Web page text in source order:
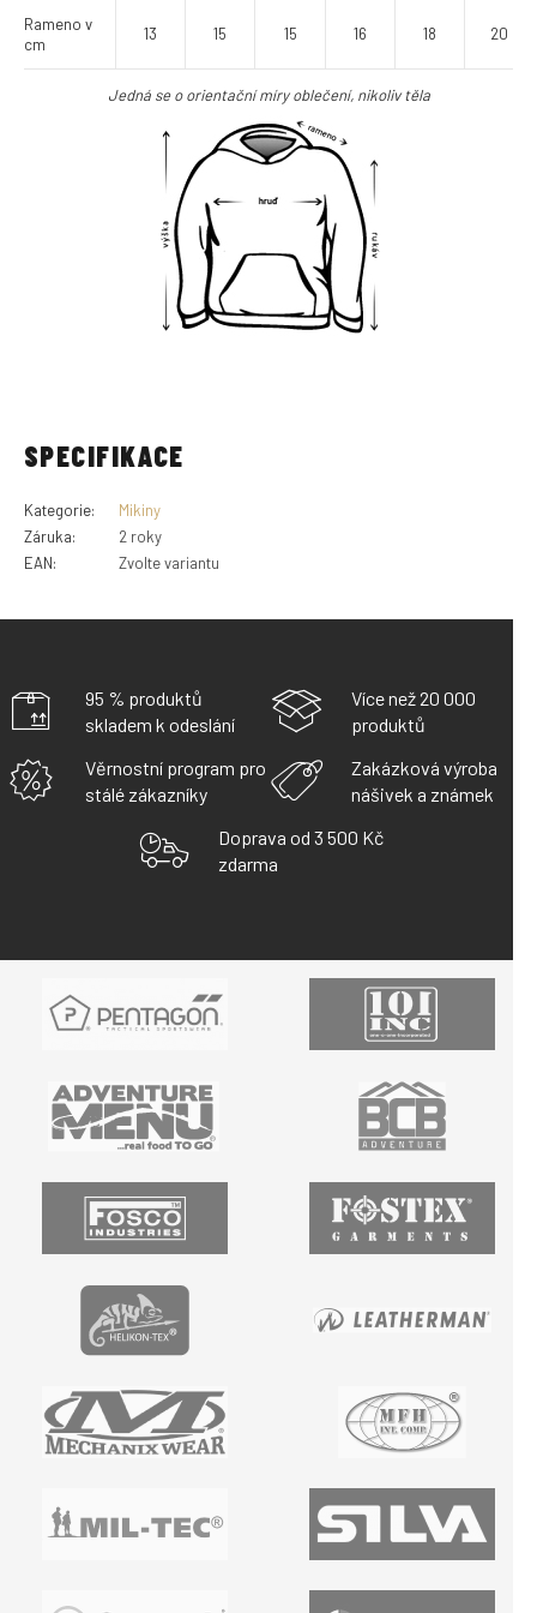
Rameno v
cm
13 15 15 16 18 20
Jedná se o orientační míry oblečení, nikoliv těla
SPECIFIKACE
Kategorie:
Mikiny
Záruka:
2 roky
EAN: Zvolte variantu
95 % produktů
skladem k odeslání
Více než 20 000
produktů
Věrnostní program pro
stálé zákazníky
Zakázková výroba
nášivek a známek
Doprava od 3 500 Kč
zdarma